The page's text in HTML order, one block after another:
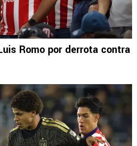
Romo por derrota contra